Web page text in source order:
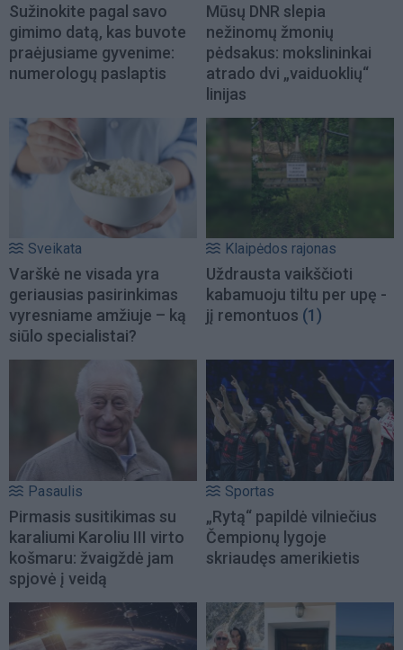
Sužinokite pagal savo
gimimo datą, kas buvote
praėjusiame gyvenime:
numerologų paslaptis
Mūsų DNR slepia
nežinomų žmonių
pėdsakus: mokslininkai
atrado dvi „vaiduoklių“
linijas
Sveikata
Varškė ne visada yra
geriausias pasirinkimas
vyresniame amžiuje – ką
siūlo specialistai?
Klaipėdos rajonas
Uždrausta vaikščioti
kabamuoju tiltu per upę -
jį remontuos (1)
Pasaulis
Pirmasis susitikimas su
karaliumi Karoliu III virto
košmaru: žvaigždė jam
spjovė į veidą
Sportas
„Rytą“ papildė vilniečius
Čempionų lygoje
skriaudęs amerikietis